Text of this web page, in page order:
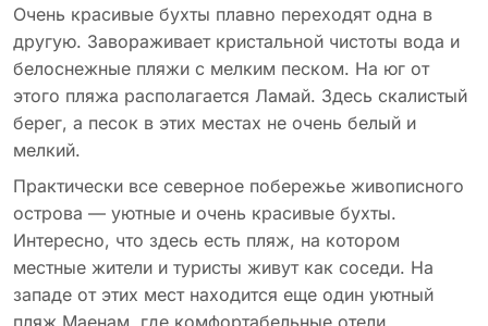
Очень красивые бухты плавно переходят одна в
другую. Завораживает кристальной чистоты вода и
белоснежные пляжи с мелким песком. На юг от
этого пляжа располагается Ламай. Здесь скалистый
берег, а песок в этих местах не очень белый и
мелкий.
Практически все северное побережье живописного
острова — уютные и очень красивые бухты.
Интересно, что здесь есть пляж, на котором
местные жители и туристы живут как соседи. На
западе от этих мест находится еще один уютный